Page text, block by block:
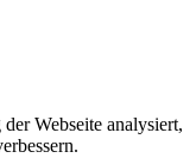
Webseite analysiert,